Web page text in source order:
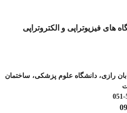
های فیزیوتراپی و الکتروتراپی
رازی، دانشگاه علوم پزشکی، ساختمان